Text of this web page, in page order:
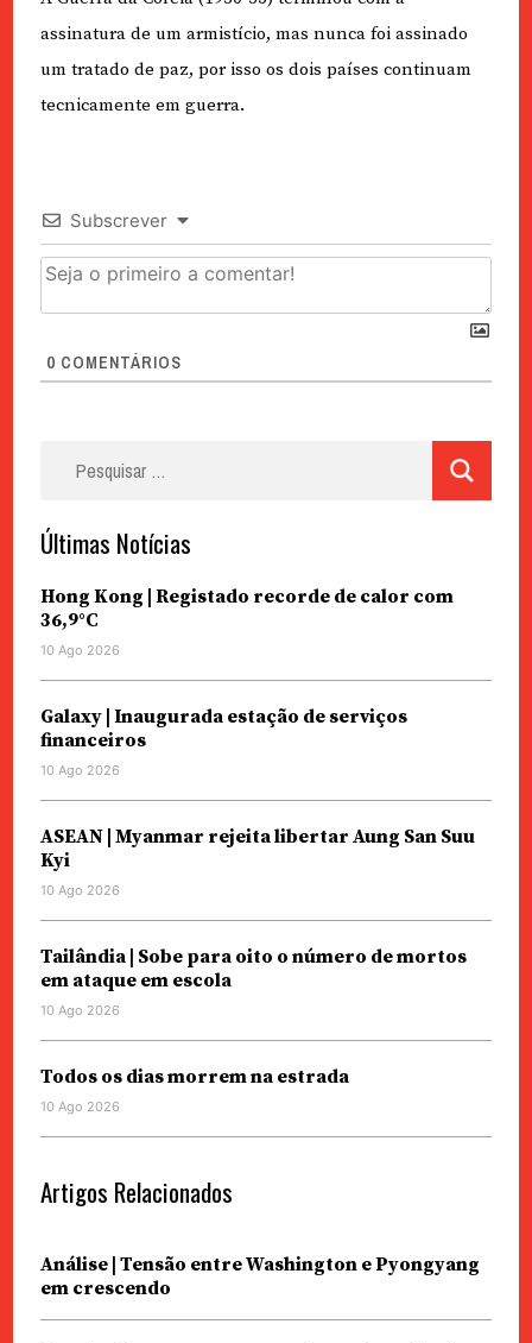
assinatura de um armistício, mas nunca foi assinado
um tratado de paz, por isso os dois países continuam
tecnicamente em guerra.
Subscrever
0 COMENTÁRIOS
Últimas Notícias
Hong Kong | Registado recorde de calor com
36,9°C
10 Ago 2026
Galaxy | Inaugurada estação de serviços
financeiros
10 Ago 2026
ASEAN | Myanmar rejeita libertar Aung San Suu
Kyi
10 Ago 2026
Tailândia | Sobe para oito o número de mortos
em ataque em escola
10 Ago 2026
Todos os dias morrem na estrada
10 Ago 2026
Artigos Relacionados
Análise | Tensão entre Washington e Pyongyang
em crescendo